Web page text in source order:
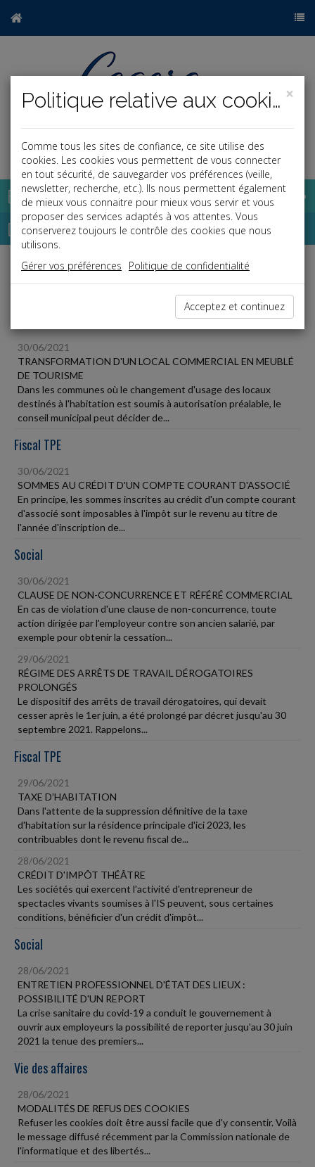
a
Base documentaire
Dépêches
Liste des dernières dépêches
30/06/2021
TRANSFORMATION D'UN LOCAL COMMERCIAL EN MEUBLÉ
DE TOURISME
Dans les communes où le changement d'usage des locaux
destinés à l'habitation est soumis à autorisation préalable, le
conseil municipal peut décider de...
Fiscal TPE
30/06/2021
SOMMES AU CRÉDIT D'UN COMPTE COURANT D'ASSOCIÉ
En principe, les sommes inscrites au crédit d'un compte courant
d'associé sont imposables à l'impôt sur le revenu au titre de
l'année d'inscription de...
Social
30/06/2021
CLAUSE DE NON-CONCURRENCE ET RÉFÉRÉ COMMERCIAL
En cas de violation d'une clause de non-concurrence, toute
action dirigée par l'employeur contre son ancien salarié, par
exemple pour obtenir la cessation...
29/06/2021
RÉGIME DES ARRÊTS DE TRAVAIL DÉROGATOIRES
PROLONGÉS
Le dispositif des arrêts de travail dérogatoires, qui devait
cesser après le 1er juin, a été prolongé par décret jusqu'au 30
septembre 2021. Rappelons...
Fiscal TPE
29/06/2021
TAXE D'HABITATION
Dans l'attente de la suppression définitive de la taxe
d'habitation sur la résidence principale d'ici 2023, les
contribuables dont le revenu fiscal de...
28/06/2021
CRÉDIT D'IMPÔT THÉÂTRE
Les sociétés qui exercent l'activité d'entrepreneur de
spectacles vivants soumises à l'IS peuvent, sous certaines
conditions, bénéficier d'un crédit d'impôt...
Social
28/06/2021
ENTRETIEN PROFESSIONNEL D'ÉTAT DES LIEUX :
POSSIBILITÉ D'UN REPORT
La crise sanitaire du covid-19 a conduit le gouvernement à
ouvrir aux employeurs la possibilité de reporter jusqu'au 30 juin
2021 la tenue des premiers...
Vie des affaires
28/06/2021
MODALITÉS DE REFUS DES COOKIES
Refuser les cookies doit être aussi facile que d'y consentir. Voilà
le message diffusé récemment par la Commission nationale de
l'informatique et des libertés...
×
Politique relative aux cookies
Comme tous les sites de confiance, ce site utilise des
cookies. Les cookies vous permettent de vous connecter
en tout sécurité, de sauvegarder vos préférences (veille,
newsletter, recherche, etc.). Ils nous permettent également
de mieux vous connaitre pour mieux vous servir et vous
proposer des services adaptés à vos attentes. Vous
conserverez toujours le contrôle des cookies que nous
utilisons.
Gérer vos préférences
Politique de confidentialité
Acceptez et continuez